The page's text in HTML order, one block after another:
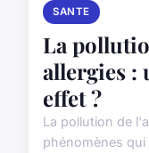
SANTE
La
allergies :
effet ?
La pollution de
phénomènes